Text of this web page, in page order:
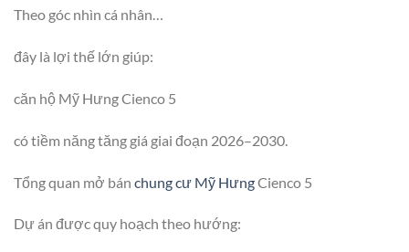
Theo góc nhìn cá nhân…
đây là lợi thế lớn giúp:
căn hộ Mỹ Hưng Cienco 5
có tiềm năng tăng giá giai đoạn 2026–2030.
Tổng quan mở bán chung cư Mỹ HưngCienco 5
Dự án được quy hoạch theo hướng: